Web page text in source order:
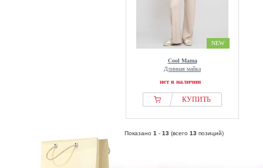
NEW
Cool Mama
Длинная майка
нет в наличии
КУПИТЬ
Показано 1 - 13 (всего 13 позиций)